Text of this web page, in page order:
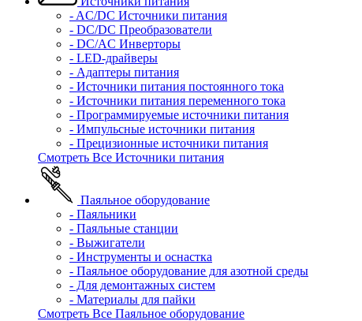
- AC/DC Источники питания
- DC/DC Преобразователи
- DC/AC Инверторы
- LED-драйверы
- Адаптеры питания
- Источники питания постоянного тока
- Источники питания переменного тока
- Программируемые источники питания
- Импульсные источники питания
- Прецизионные источники питания
Смотреть Все Источники питания
Паяльное оборудование
- Паяльники
- Паяльные станции
- Выжигатели
- Инструменты и оснастка
- Паяльное оборудование для азотной среды
- Для демонтажных систем
- Материалы для пайки
Смотреть Все Паяльное оборудование